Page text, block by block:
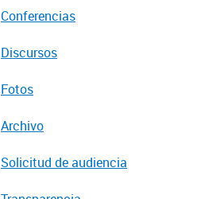
Conferencias
Discursos
Fotos
Archivo
Solicitud de audiencia